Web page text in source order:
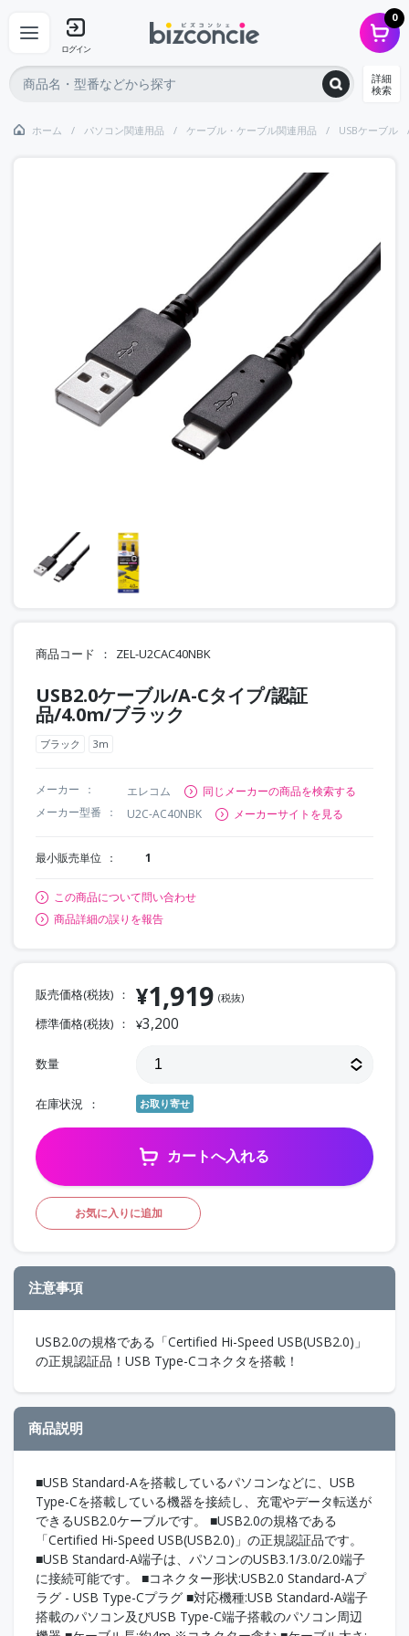
ログイン
0
詳細
検索
ホーム パソコン関連用品 ケーブル・ケーブル関連用品 USBケーブル
商品コード ZEL-U2CAC40NBK
USB2.0ケーブル/A-Cタイプ/認証
品/4.0m/ブラック
ブラック 3m
メーカー エレコム
同じメーカーの商品を検索する
メーカー型番
U2C-AC40NBK メーカーサイトを見る
最小販売単位 1
この商品について問い合わせ
商品詳細の誤りを報告
販売価格(税抜) ¥1,919 (税抜)
標準価格(税抜) ¥3,200
数量
在庫状況 お取り寄せ
カートへ入れる
お気に入りに追加
注意事項
USB2.0の規格である「Certified Hi-Speed USB(USB2.0)」
の正規認証品！USB Type-Cコネクタを搭載！
商品説明
■USB Standard-Aを搭載しているパソコンなどに、USB
Type-Cを搭載している機器を接続し、充電やデータ転送が
できるUSB2.0ケーブルです。 ■USB2.0の規格である
「Certified Hi-Speed USB(USB2.0)」の正規認証品です。
■USB Standard-A端子は、パソコンのUSB3.1/3.0/2.0端子
に接続可能です。 ■コネクター形状:USB2.0 Standard-Aプ
ラグ - USB Type-Cプラグ ■対応機種:USB Standard-A端子
搭載のパソコン及びUSB Type-C端子搭載のパソコン周辺